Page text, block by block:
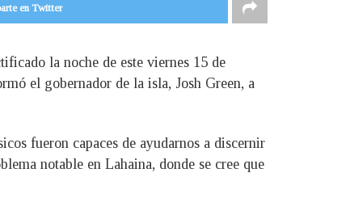
en Twitter
la noche de este viernes 15 de
el gobernador de la isla, Josh Green, a
fueron capaces de ayudarnos a discernir
notable en Lahaina, donde se cree que